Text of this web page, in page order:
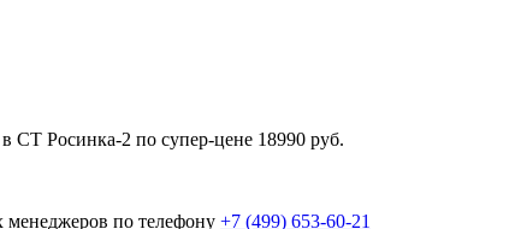
СТ Росинка-2 по супер-цене 18990 руб.
по телефону +7 (499) 653-60-21